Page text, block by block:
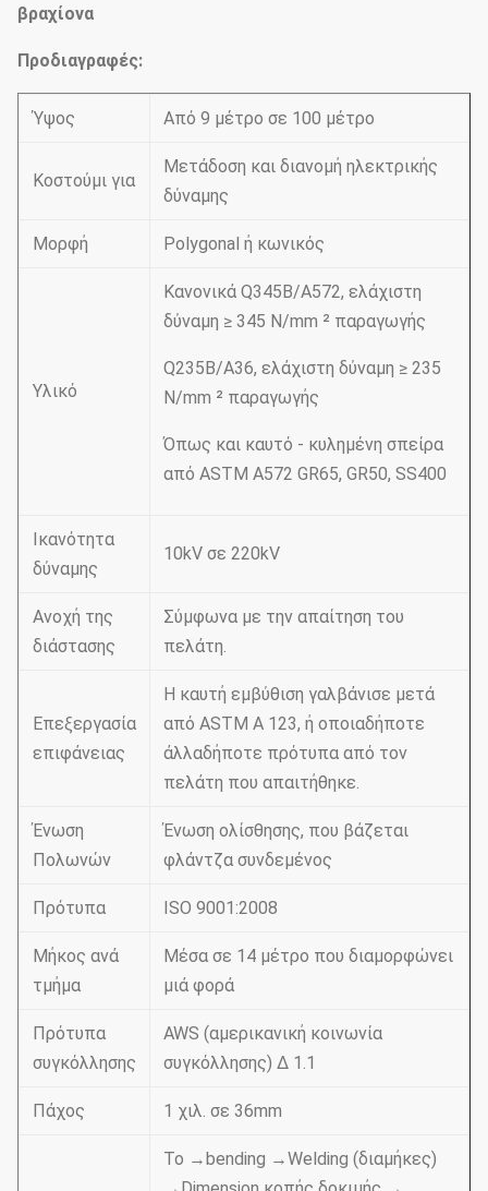
βραχίονα
Προδιαγραφές:
Ύψος Από 9 μέτρο σε 100 μέτρο
Κοστούμι για
Μετάδοση και διανομή ηλεκτρικής
δύναμης
Μορφή Polygonal ή κωνικός
Υλικό
Κανονικά Q345B/A572, ελάχιστη
δύναμη ≥ 345 N/mm ² παραγωγής
Q235B/A36, ελάχιστη δύναμη ≥ 235
N/mm ² παραγωγής
Όπως και καυτό - κυλημένη σπείρα
από ASTM A572 GR65, GR50, SS400
Ικανότητα
δύναμης
10kV σε 220kV
Ανοχή της
διάστασης
Σύμφωνα με την απαίτηση του
πελάτη.
Επεξεργασία
επιφάνειας
Η καυτή εμβύθιση γαλβάνισε μετά
από ASTM Α 123, ή οποιαδήποτε
άλλαδήποτε πρότυπα από τον
πελάτη που απαιτήθηκε.
Ένωση
Πολωνών
Ένωση ολίσθησης, που βάζεται
φλάντζα συνδεμένος
Πρότυπα ISO 9001:2008
Μήκος ανά
τμήμα
Μέσα σε 14 μέτρο που διαμορφώνει
μιά φορά
Πρότυπα
συγκόλλησης
AWS (αμερικανική κοινωνία
συγκόλλησης) Δ 1.1
Πάχος 1 χιλ. σε 36mm
Το →bending →Welding (διαμήκες)